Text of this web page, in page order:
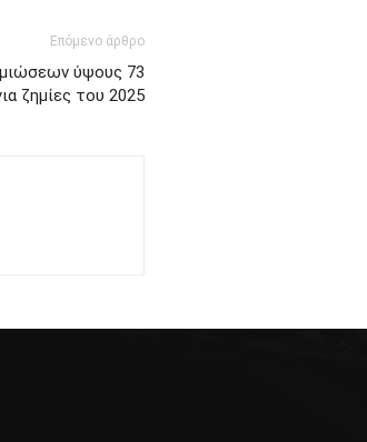
Επόμενο άρθρο
ύψους 73
ζημίες του 2025